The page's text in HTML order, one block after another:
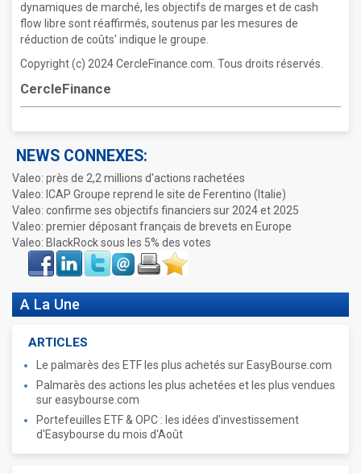
dynamiques de marché, les objectifs de marges et de cash
flow libre sont réaffirmés, soutenus par les mesures de
réduction de coûts' indique le groupe.
Copyright (c) 2024 CercleFinance.com. Tous droits réservés.
CercleFinance
NEWS CONNEXES:
Valeo: près de 2,2 millions d'actions rachetées
Valeo: ICAP Groupe reprend le site de Ferentino (Italie)
Valeo: confirme ses objectifs financiers sur 2024 et 2025
Valeo: premier déposant français de brevets en Europe
Valeo: BlackRock sous les 5% des votes
Face
book
LinkIn Twitter Envoyer ImprimerFavoris
A La Une
ARTICLES
Le palmarès des ETF les plus achetés sur EasyBourse.com
Palmarès des actions les plus achetées et les plus vendues
sur easybourse.com
Portefeuilles ETF & OPC : les idées d'investissement
d'Easybourse du mois d'Août